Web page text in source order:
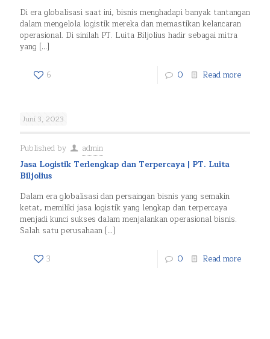
Di era globalisasi saat ini, bisnis menghadapi banyak tantangan
dalam mengelola logistik mereka dan memastikan kelancaran
operasional. Di sinilah PT. Luita Biljolius hadir sebagai mitra
yang […]
6 0 Read more
Juni 3, 2023
Published by
admin
Jasa Logistik Terlengkap dan Terpercaya | PT. Luita
Biljolius
Dalam era globalisasi dan persaingan bisnis yang semakin
ketat, memiliki jasa logistik yang lengkap dan terpercaya
menjadi kunci sukses dalam menjalankan operasional bisnis.
Salah satu perusahaan […]
3 0 Read more